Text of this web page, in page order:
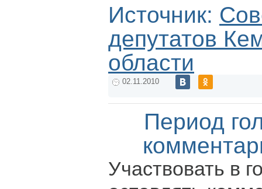
Источник:
депутатов
области
02.11.2010
Период
Участвовать в